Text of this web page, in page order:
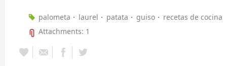
palometa laurel patata guiso
recetas de cocina
Attachments: 1